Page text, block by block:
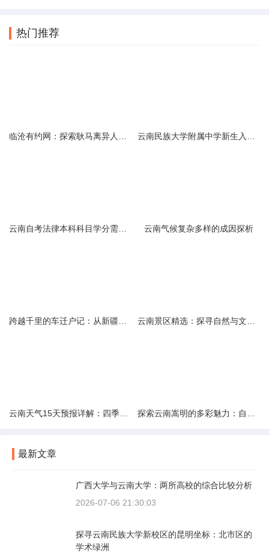
热门推荐
云南气候复杂多样的成因探析
最新文章
广西大学与云南大学：两所高校的综合比较分析
2026-07-06 21:30:03
探寻云南民族大学新校区的昆明坐标：北市区的
学术绿洲